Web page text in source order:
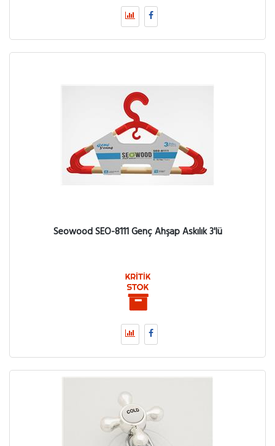
Seowood SEO-8111 Genç Ahşap Askılık 3'lü